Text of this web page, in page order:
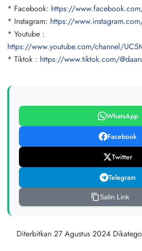
* Facebook: https://
* Instagram: https://
* Youtube :
https://www.youtube.com/channel/
* Tiktok : https://www.tiktok.com/
WhatsApp
Facebook
Twitter
Telegram
Salin Link
Diterbitkan 27 Agustus 2024